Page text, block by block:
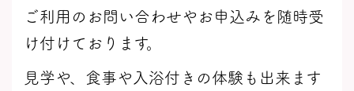
ご利用のお問い合わせやお申込みを随時受
け付けております。
見学や、食事や入浴付きの体験も出来ます